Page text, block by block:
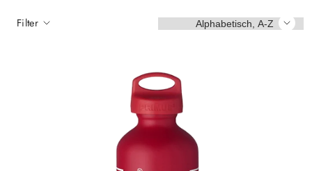
Filter Sortieren